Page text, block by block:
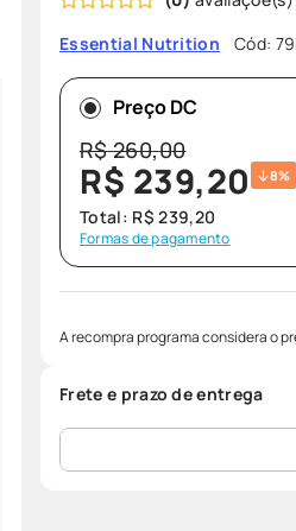
Essential Nutrition
Cód:
Preço DC
R$260,00
R$ 239,20 8%
Total: R$ 239,20
Formas de pagamento
A recompra programa considera o
Frete e prazo de entrega